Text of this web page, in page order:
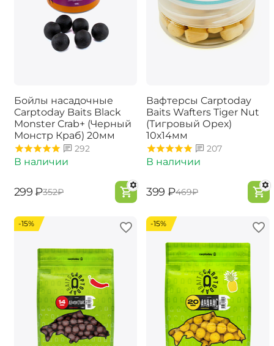
Бойлы насадочные
Carptoday Baits Black
Monster Crab+ (Черный
Монстр Краб) 20мм
292
В наличии
‍299‍ ₽‍352‍₽
Вафтерсы Carptoday
Baits Wafters Tiger Nut
(Тигровый Орех)
10х14мм
207
В наличии
‍399‍ ₽‍469‍₽
-15% -15%